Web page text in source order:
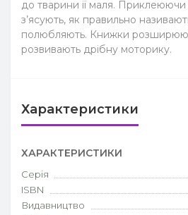
до тварини ії маля. Приклеюючи
з’ясують, як правильно
полюбляють. Книжки
розвивають дрібну моторику.
Характеристики
ХАРАКТЕРИСТИКИ
Серія
ISBN
Видавництво